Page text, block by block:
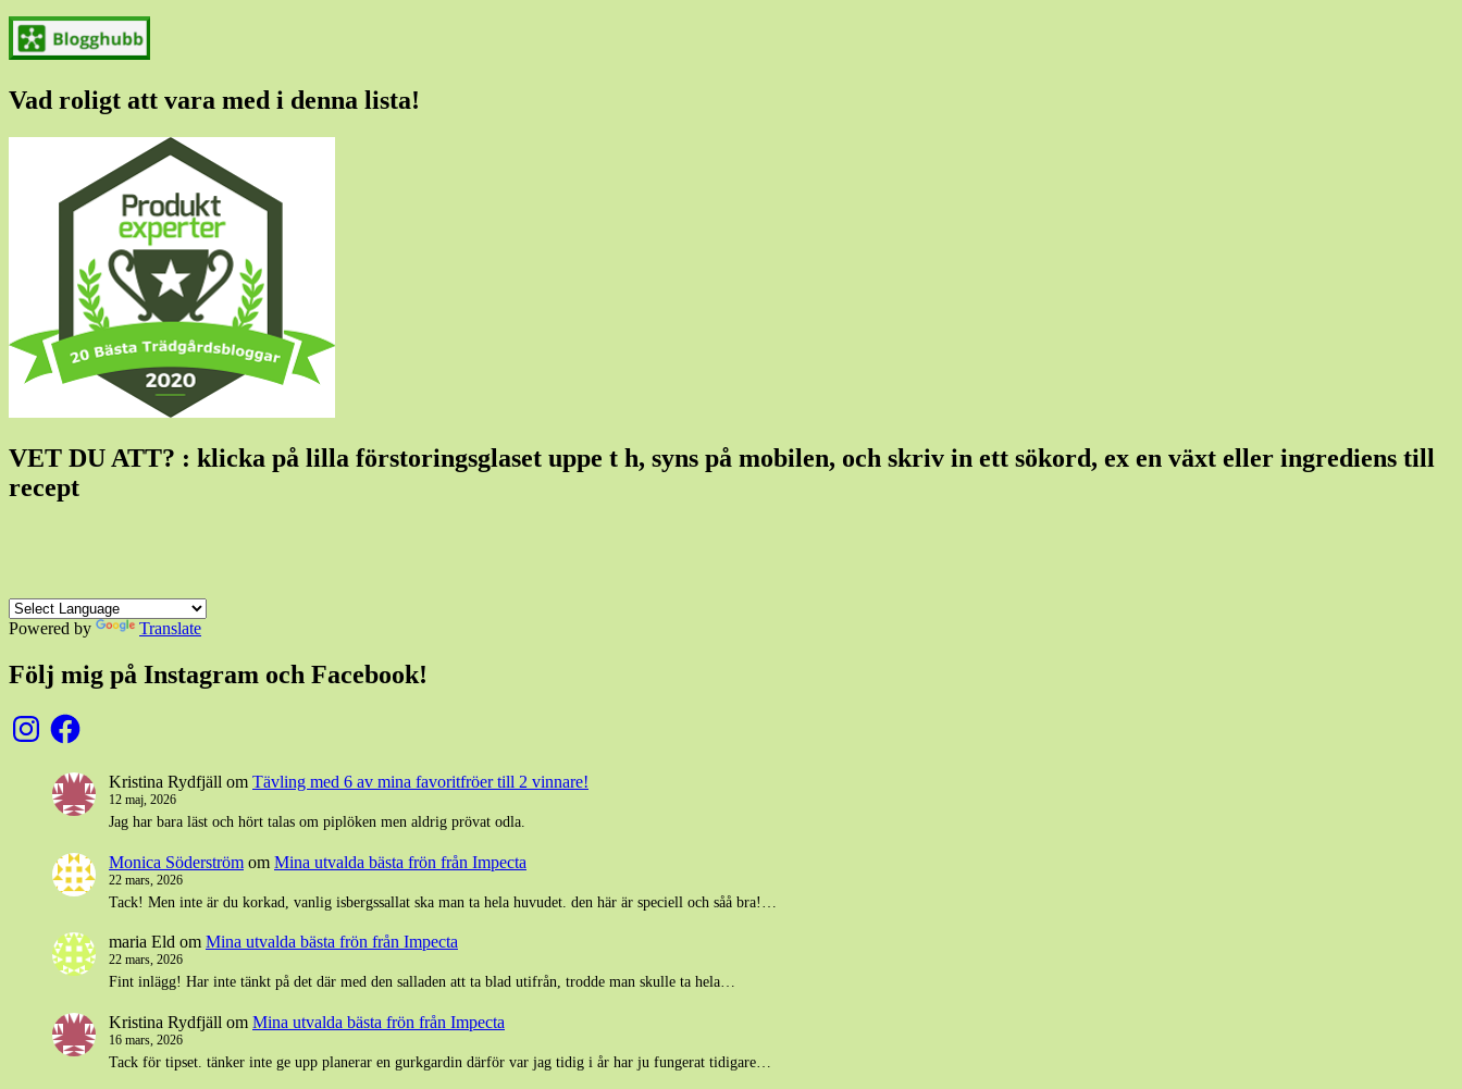
Vad roligt att vara med i denna lista!
VET DU ATT? : klicka på lilla förstoringsglaset uppe t h, syns på mobilen, och skriv in ett sökord, ex en växt eller ingrediens till
recept
Powered by Translate
Följ mig på Instagram och Facebook!
InstagramFacebook
Kristina Rydfjäll om Tävling med 6 av mina favoritfröer till 2 vinnare!
12 maj, 2026
Jag har bara läst och hört talas om piplöken men aldrig prövat odla.
Monica Söderström om Mina utvalda bästa frön från Impecta
22 mars, 2026
Tack! Men inte är du korkad, vanlig isbergssallat ska man ta hela huvudet. den här är speciell och såå bra!…
maria Eld om Mina utvalda bästa frön från Impecta
22 mars, 2026
Fint inlägg! Har inte tänkt på det där med den salladen att ta blad utifrån, trodde man skulle ta hela…
Kristina Rydfjäll om Mina utvalda bästa frön från Impecta
16 mars, 2026
Tack för tipset. tänker inte ge upp planerar en gurkgardin därför var jag tidig i år har ju fungerat tidigare…